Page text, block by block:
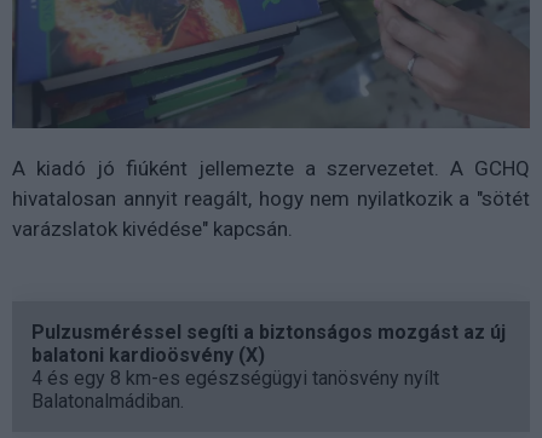
A kiadó jó fiúként jellemezte a szervezetet. A GCHQ
hivatalosan annyit reagált, hogy nem nyilatkozik a "sötét
varázslatok kivédése" kapcsán.
Pulzusméréssel segíti a biztonságos mozgást az új
balatoni kardioösvény (X)
4 és egy 8 km-es egészségügyi tanösvény nyílt
Balatonalmádiban.